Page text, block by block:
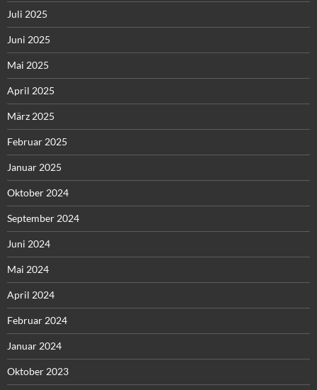
Juli 2025
Juni 2025
Mai 2025
April 2025
März 2025
Februar 2025
Januar 2025
Oktober 2024
September 2024
Juni 2024
Mai 2024
April 2024
Februar 2024
Januar 2024
Oktober 2023